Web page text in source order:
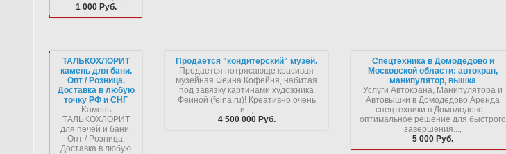
1 000 Руб.
ТАЛЬКОХЛОРИТ
камень для бани.
Опт / Розница.
Доставка в любую
точку РФ и СНГ
Kaмeнь
ТAЛЬKOXЛOPИТ
для пeчeй и бaни.
Oпт / Poзницa.
Дocтaвкa в любую
Продается "кондитерский" музей.
Продается потрясающе красивая
музейная Феина Кофейня, набитая
под завязку картинами художника
Феиной (feina.ru)! Креативно очень
и...,
4 500 000 Руб.
Спецтехника в Домодедово и
Московской области: автокран,
манипулятор, вышка
Услуги Автокрана, Манипулятора и
Автовышки в Домодедово.Аренда
спецтехники в Домодедово –
оптимальное решение для быстрого
завершения...,
5 000 Руб.